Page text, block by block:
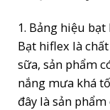
1. Bảng hiệu
Bạt hiflex là
sữa, sản phẩm
nắng mưa khá
đây là sản